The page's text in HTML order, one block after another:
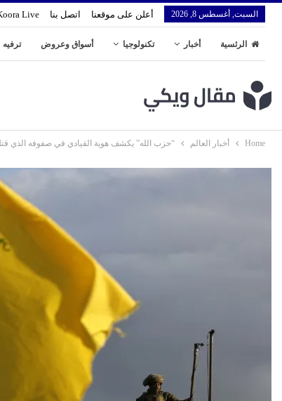
السبت, أغسطس 8, 2026 أعلن على موقعنا اتصل بنا Live
الرئسية أخبار تكنولوجيا أسواق وعروض ترفيه
Home أخبار العالم “حزب الله” يكشف هوية القيادي في صفوفه الذي